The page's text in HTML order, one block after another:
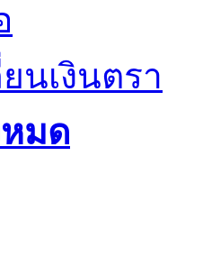
นเงินตรา
มด